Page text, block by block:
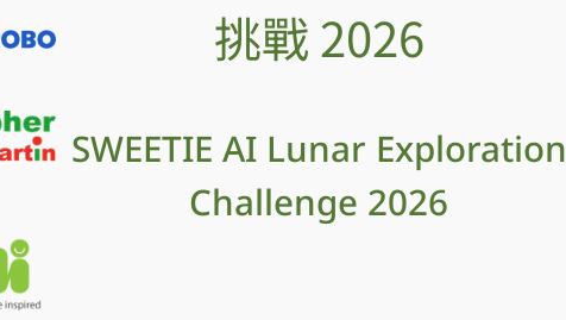
挑戰 2026
SWEETIE AI Lunar Exploration
Challenge 2026